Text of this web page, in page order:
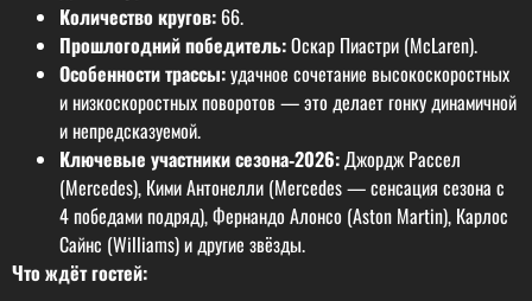
Количество кругов: 66.
Прошлогодний победитель:Оскар Пиастри (McLaren).
Особенности трассы:удачное сочетание высокоскоростных
и низкоскоростных поворотов — это делает гонку динамичной
и непредсказуемой.
Ключевые участники сезона‑2026:Джордж Рассел
(Mercedes), Кими Антонелли (Mercedes — сенсация сезона с
4 победами подряд), Фернандо Алонсо (Aston Martin), Карлос
Сайнс (Williams) и другие звёзды.
Что ждёт гостей: